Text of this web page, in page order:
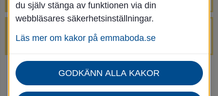
avstängda.
Startsida Nyheter Övergripande
du själv stänga av funktionen via din
webbläsares säkerhetsinställningar.
Läs mer om kakor på emmaboda.se
GODKÄNN ALLA KAKOR